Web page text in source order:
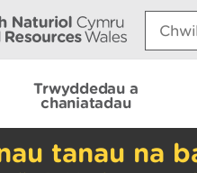
Trwyddedau a
chaniatadau
tanau na